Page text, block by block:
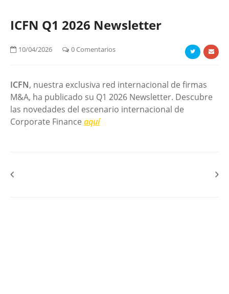
ICFN Q1 2026 Newsletter
10/04/2026 0 Comentarios
ICFN, nuestra exclusiva red internacional de firmas
M&A, ha publicado su Q1 2026 Newsletter. Descubre
las novedades del escenario internacional de
Corporate Finance aquí